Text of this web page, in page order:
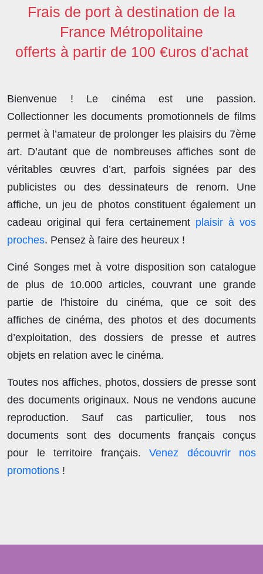
Frais de port à destination de la
France Métropolitaine
offerts à partir de 100 €uros d'achat
Bienvenue ! Le cinéma est une passion.
Collectionner les documents promotionnels de films
permet à l’amateur de prolonger les plaisirs du 7ème
art. D’autant que de nombreuses affiches sont de
véritables œuvres d’art, parfois signées par des
publicistes ou des dessinateurs de renom. Une
affiche, un jeu de photos constituent également un
cadeau original qui fera certainement plaisir à vos
proches. Pensez à faire des heureux !
Ciné Songes met à votre disposition son catalogue
de plus de 10.000 articles, couvrant une grande
partie de l'histoire du cinéma, que ce soit des
affiches de cinéma, des photos et des documents
d’exploitation, des dossiers de presse et autres
objets en relation avec le cinéma.
Toutes nos affiches, photos, dossiers de presse sont
des documents originaux. Nous ne vendons aucune
reproduction. Sauf cas particulier, tous nos
documents sont des documents français conçus
pour le territoire français. Venez découvrir nos
promotions !